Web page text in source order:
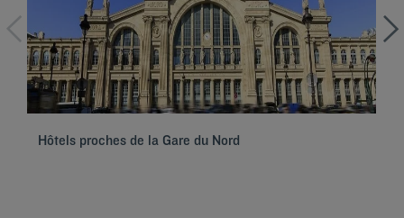
Hôtels proches de la Gare du Nord
Hôtels à Paris
Hôtels à Marseille
Hôtels à Strasbourg
Hôtels à Toulouse